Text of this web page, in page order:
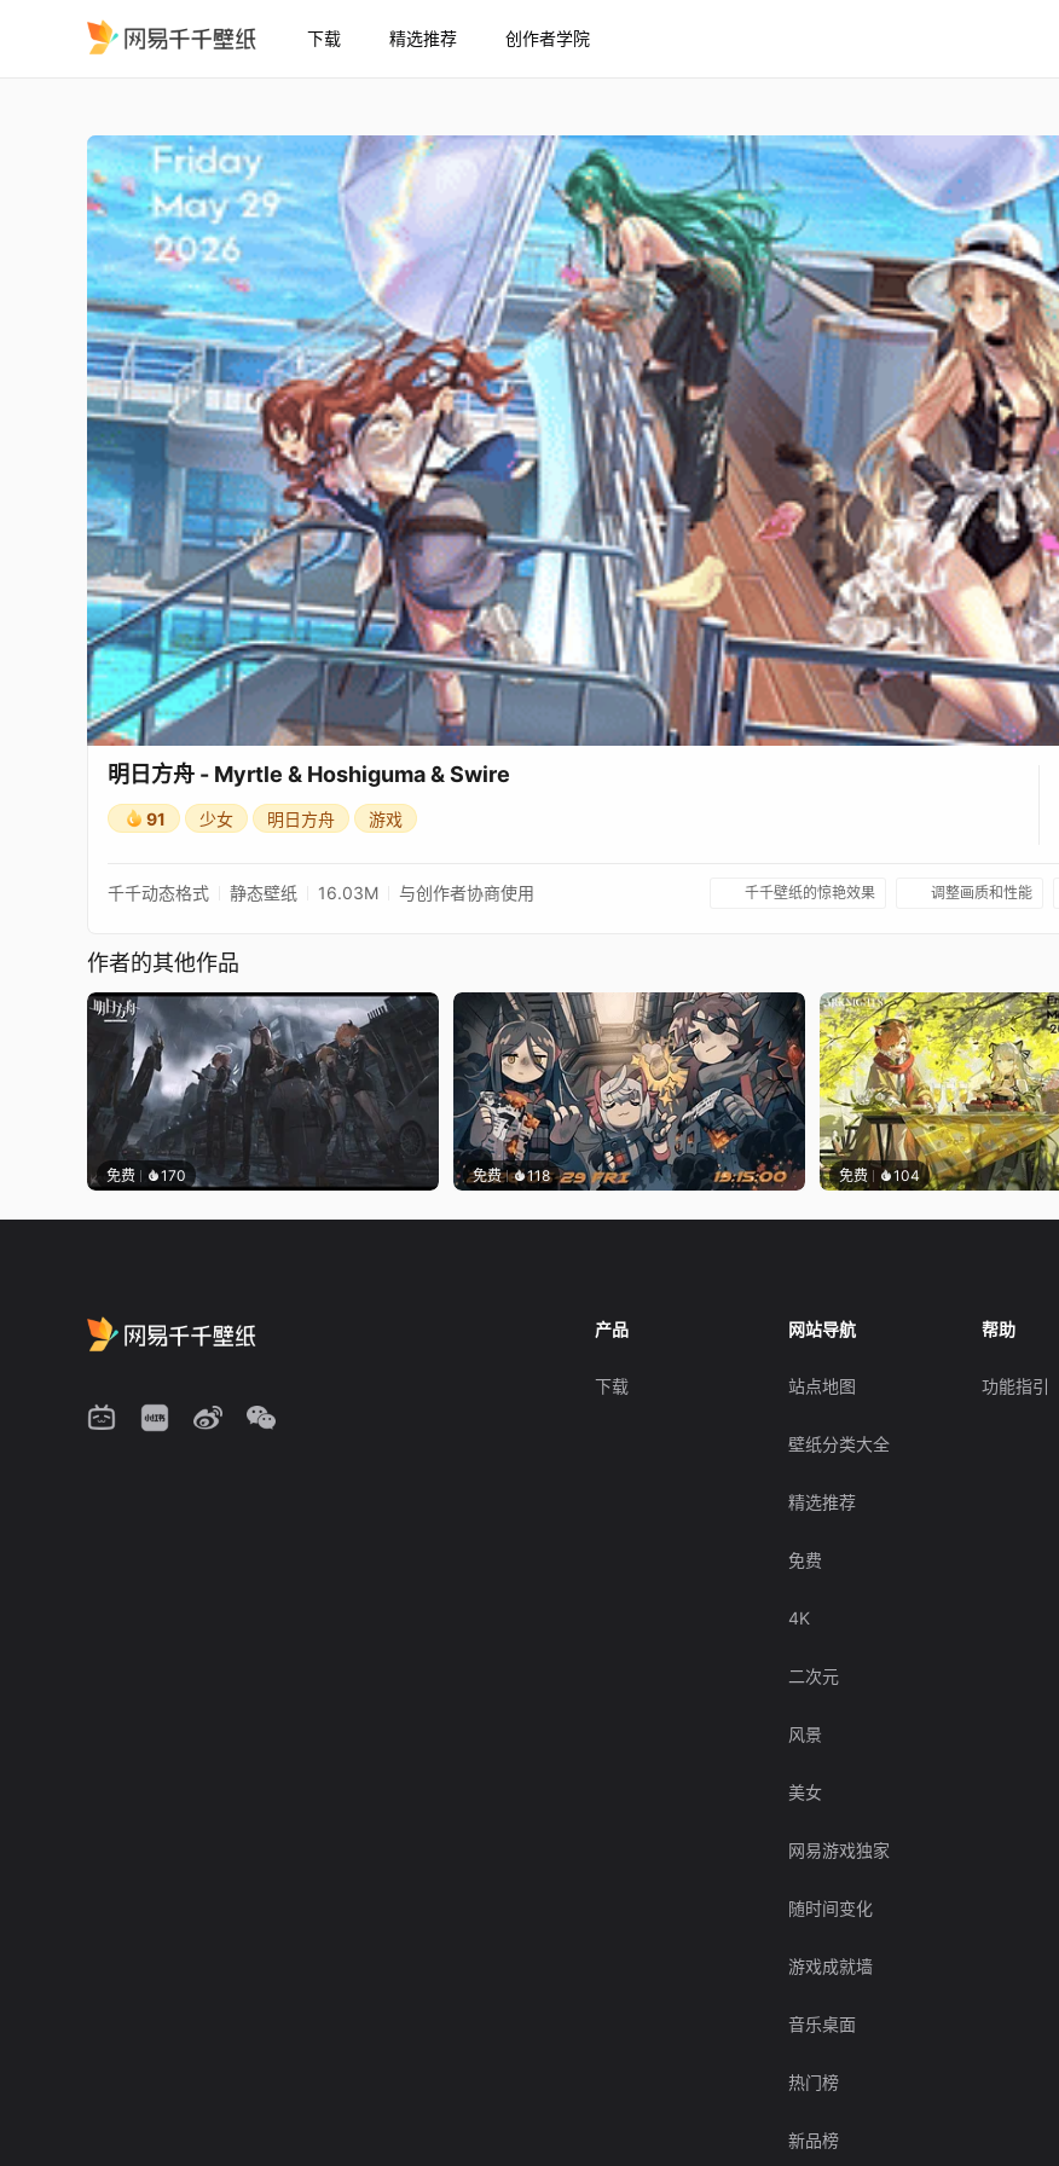
下载 精选推荐 创作者学院
明日方舟 - Myrtle & Hoshiguma & Swire
91 少女 明日方舟 游戏
千千动态格式 静态壁纸 16.03M 与创作者协商使用 千千壁纸的惊艳效果 调整画质和性能
作者的其他作品
免费 170 免费 118 免费 104
产品
下载
网站导航
站点地图
壁纸分类大全
精选推荐
免费
4K
二次元
风景
美女
网易游戏独家
随时间变化
游戏成就墙
音乐桌面
热门榜
新品榜
帮助
功能指引